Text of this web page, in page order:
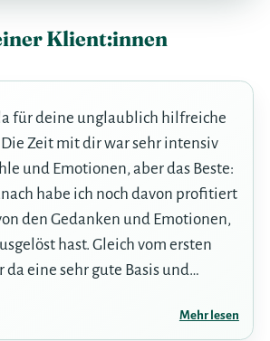
Klient:innen
für deine unglaublich hilfreiche
Zeit mit dir war sehr intensiv
und Emotionen, aber das Beste:
habe ich noch davon profitiert
den Gedanken und Emotionen,
hast. Gleich vom ersten
da eine sehr gute Basis und
mit guten Fragen die Richtung
Mehr lesen